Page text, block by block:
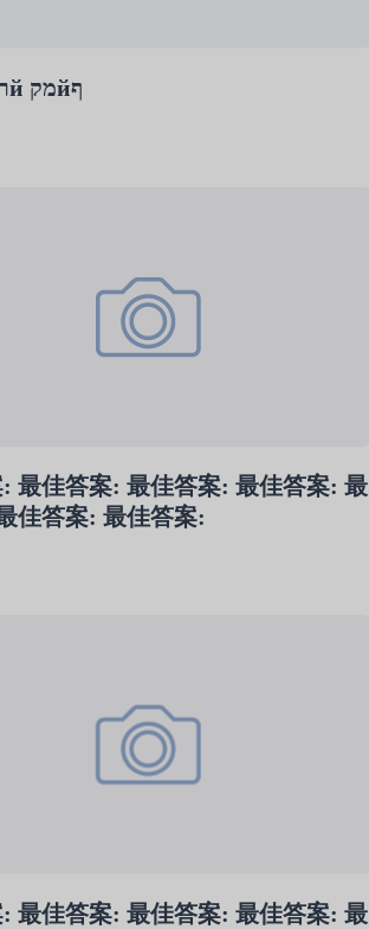
名称： ררй מקйף
最佳答案: 最佳答案: 最佳答案: 最
佳答案: 最佳答案:
最佳答案: 最佳答案: 最佳答案: 最